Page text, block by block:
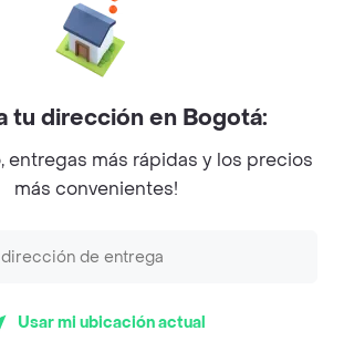
estos países
favorita cerca de ti
tu dirección en Bogotá:
entregas más rápidas y los precios
más convenientes!
Usar mi ubicación actual